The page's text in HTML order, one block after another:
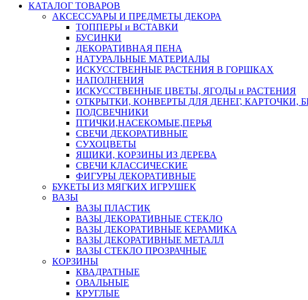
КАТАЛОГ ТОВАРОВ
АКСЕССУАРЫ И ПРЕДМЕТЫ ДЕКОРА
ТОППЕРЫ и ВСТАВКИ
БУСИНКИ
ДЕКОРАТИВНАЯ ПЕНА
НАТУРАЛЬНЫЕ МАТЕРИАЛЫ
ИСКУССТВЕННЫЕ РАСТЕНИЯ В ГОРШКАХ
НАПОЛНЕНИЯ
ИСКУССТВЕННЫЕ ЦВЕТЫ, ЯГОДЫ и РАСТЕНИЯ
ОТКРЫТКИ, КОНВЕРТЫ ДЛЯ ДЕНЕГ, КАРТОЧКИ,
ПОДСВЕЧНИКИ
ПТИЧКИ,НАСЕКОМЫЕ,ПЕРЬЯ
СВЕЧИ ДЕКОРАТИВНЫЕ
СУХОЦВЕТЫ
ЯЩИКИ, КОРЗИНЫ ИЗ ДЕРЕВА
СВЕЧИ КЛАССИЧЕСКИЕ
ФИГУРЫ ДЕКОРАТИВНЫЕ
БУКЕТЫ ИЗ МЯГКИХ ИГРУШЕК
ВАЗЫ
ВАЗЫ ПЛАСТИК
ВАЗЫ ДЕКОРАТИВНЫЕ СТЕКЛО
ВАЗЫ ДЕКОРАТИВНЫЕ КЕРАМИКА
ВАЗЫ ДЕКОРАТИВНЫЕ МЕТАЛЛ
ВАЗЫ СТЕКЛО ПРОЗРАЧНЫЕ
КОРЗИНЫ
КВАДРАТНЫЕ
ОВАЛЬНЫЕ
КРУГЛЫЕ